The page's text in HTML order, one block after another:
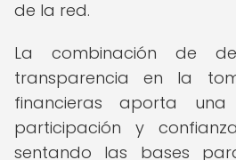
de la red.
La combinación de
transparencia en la
financieras aporta
participación y
sentando las bases